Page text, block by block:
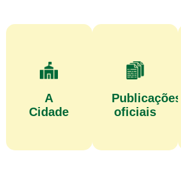
A
Cidade
Publicações
oficiais